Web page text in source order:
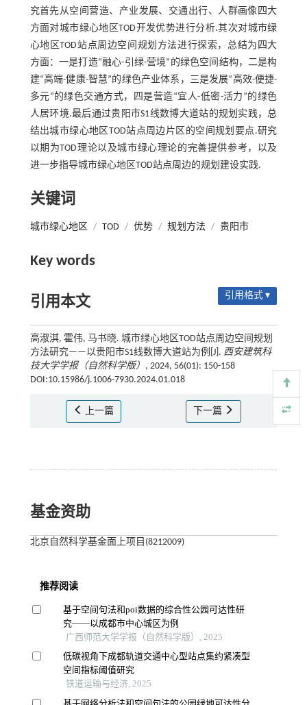
究首先从空间营造、产业发展、交通出行、人群画像四大
方面对城市绿心地区TOD开发优势进行分析.其次对城市绿
心地区TOD站点周边空间规划方法进行探索，总结为四大
方面：一是打造“融心-引绿-营境”的绿色空间结构，二是构
建“高端-健康-智慧”的绿色产业体系，三是发展“高效-便捷-
多元”的绿色交通方式，四是营造“宜人-低密-活力”的绿色
人居环境.最后通过贵阳市S1线数博大道站的规划实践，总
结出城市绿心地区TOD站点周边片区的空间规划要点.研究
以期为TOD理论以及城市绿心理论的完善提供参考，以及
进一步指导城市绿心地区TOD站点周边的规划建设实践.
关键词
城市绿心地区 / TOD / 优势 / 规划方法 / 贵阳市
Key words
引用本文 引用格式 ▾
高淑淇, 霍伟, 马书晓. 城市绿心地区TOD站点周边空间规划
方法研究——以贵阳市S1线数博大道站为例[J]. 西安建筑科
技大学学报（自然科学版） , 2024, 56(01): 150-158
DOI:10.15986/j.1006-7930.2024.01.018
上一篇 下一篇
基金资助
北京自然科学基金面上项目(8212009)